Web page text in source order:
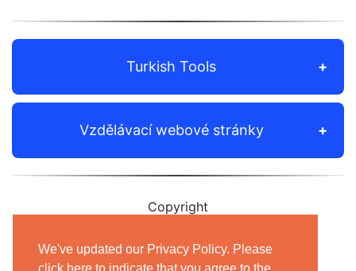
We've updated our Privacy Policy. Please
Turkish Tools
Vzdělávací webové stránky
Copyright
Terms of Use|Contact us